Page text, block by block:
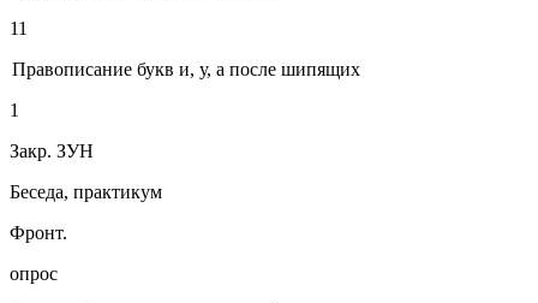
11
Правописание букв и, у, а после шипящих
1
Закр. ЗУН
Беседа, практикум
Фронт.
опрос